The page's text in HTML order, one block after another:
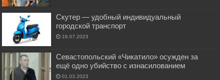
Скутер — удобный индивидуальный
городской транспорт
18.07.2023
Севастопольский «Чикатило» осужден за
ещё одно убийство с изнасилованием
01.03.2023